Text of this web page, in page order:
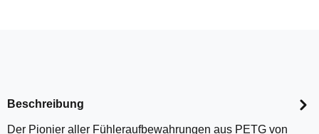
Beschreibung
Der Pionier aller Fühleraufbewahrungen aus PETG von